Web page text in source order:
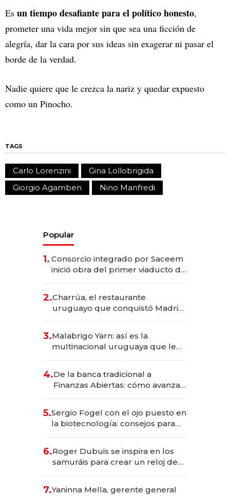
Es un tiempo desafiante para el político honesto,
prometer una vida mejor sin que sea una ficción de
alegría, dar la cara por sus ideas sin exagerar ni pasar el
borde de la verdad.
Nadie quiere que le crezca la nariz y quedar expuesto
como un Pinocho.
TAGS
Carlo Lorenzini
Gina Lollobrigida
Giorgio Agamben
Nino Manfredi
Popular
1. Consorcio integrado por Saceem
inició obra del primer viaducto de
millones
2.Charrúa, el restaurante
uruguayo que conquistó Madrid:
anticipación y prepara apertura
3.Malabrigo Yarn: así es la
multinacional uruguaya que le
4.De la banca tradicional a
Finanzas Abiertas: cómo avanza
5.Sergio Fogel con el ojo puesto en
la biotecnología: consejos para
6.Roger Dubuis se inspira en los
samuráis para crear un reloj de
7.Yaninna Mella, gerente general